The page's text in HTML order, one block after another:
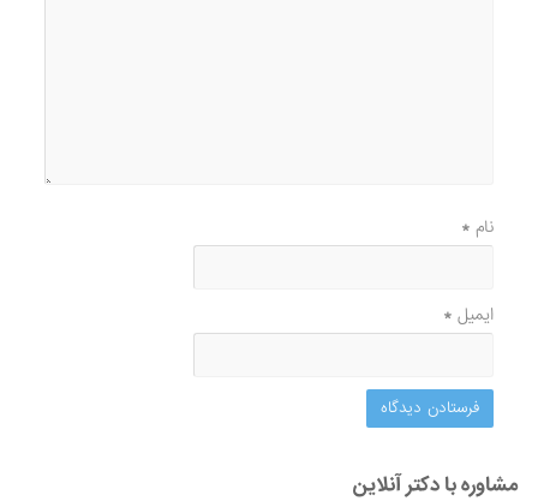
نام*
ایمیل*
مشاوره با دکتر آنلاین